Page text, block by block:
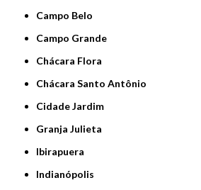
Campo Belo
Campo Grande
Chácara Flora
Chácara Santo Antônio
Cidade Jardim
Granja Julieta
Ibirapuera
Indianópolis